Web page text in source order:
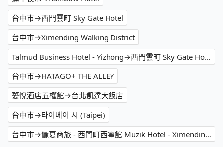
台中市→西門雲町 Sky Gate Hotel
台中市→Ximending Walking District
Talmud Business Hotel - Yizhong→西門雲町 Sky Gate Hotel
台中市→HATAGO+ THE ALLEY
薆悅酒店五權館→台北凱達大飯店
台中市→타이베이 시 (Taipei)
台中市→儷夏商旅 - 西門町西寧館 Muzik Hotel - Ximending Xining Branch